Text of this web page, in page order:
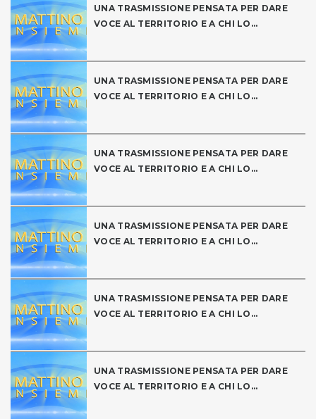
UNA TRASMISSIONE PENSATA PER DARE
VOCE AL TERRITORIO E A CHI LO...
UNA TRASMISSIONE PENSATA PER DARE
VOCE AL TERRITORIO E A CHI LO...
UNA TRASMISSIONE PENSATA PER DARE
VOCE AL TERRITORIO E A CHI LO...
UNA TRASMISSIONE PENSATA PER DARE
VOCE AL TERRITORIO E A CHI LO...
UNA TRASMISSIONE PENSATA PER DARE
VOCE AL TERRITORIO E A CHI LO...
UNA TRASMISSIONE PENSATA PER DARE
VOCE AL TERRITORIO E A CHI LO...